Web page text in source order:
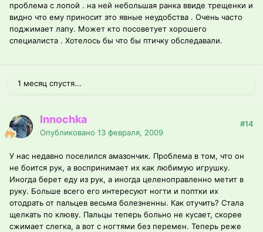
проблема с лопой . на ней небольшая ранка ввиде трещенки и
видно что ему приносит это явные неудобства . Очень часто
поджимает лапу. Может кто посоветует хорошего
специалиста . Хотелось бы что бы птичку обследавали.
1 месяц спустя...
Innochka
Опубликовано 13 февраля, 2009
#14
У нас недавно поселился амазончик. Проблема в том, что он
не боится рук, а воспринимает их как любимую игрушку.
Иногда берет еду из рук, а иногда целеноправленно метит в
руку. Больше всего его интересуют ногти и поптки их
отодрать от пальцев весьма болезненны. Как отучить? Стала
щелкать по клюву. Пальцы теперь больно не кусает, скорее
сжимает слегка, а вот с ногтями без перемен. Теперь реже